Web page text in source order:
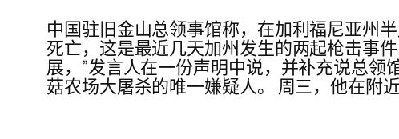
中国驻旧金山总领事馆称，在加利福尼亚州
死亡，这是最近几天加州发生的两起枪击事
展，”发言人在一份声明中说，并补充说总
菇农场大屠杀的唯一嫌疑人。 周三，他在附